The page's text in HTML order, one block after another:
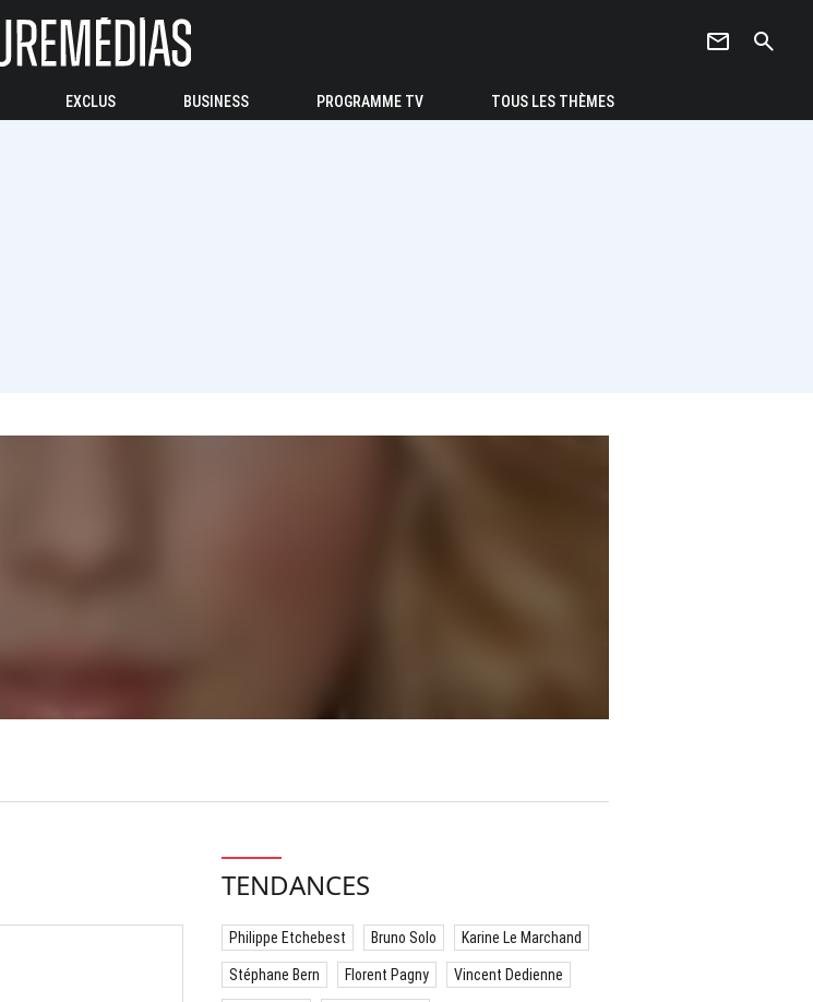
newsletter search
EXCLUS BUSINESS PROGRAMME TV TOUS LES THÈMES
TENDANCES
Philippe Etchebest Bruno Solo Karine Le Marchand
Stéphane Bern Florent Pagny Vincent Dedienne